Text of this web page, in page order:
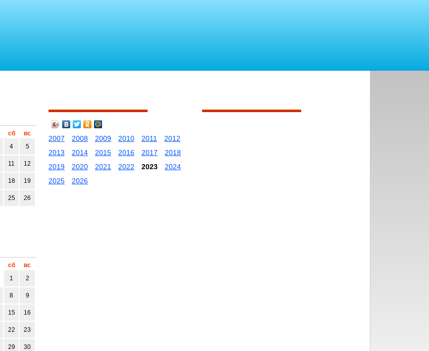
сб
вс
4 5
11 12
18 19
25 26
сб
вс
1
2
8 9
15 16
22 23
29 30
2007 2008 2009 2010 2011
2012
2013
2014 2015 2016 2017
2018
2019
2020 2021 2022 2023
2024
2025
2026